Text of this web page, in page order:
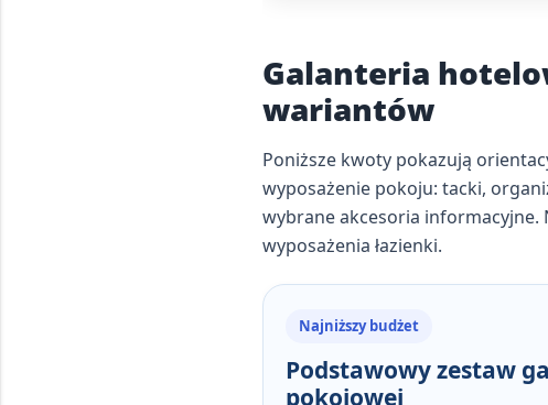
Galanteria
wariantów
Poniższe kwoty pokazują
wyposażenie pokoju: tacki,
wybrane akcesoria informacyjne.
wyposażenia łazienki.
Najniższy budżet
Podstawowy zestaw
pokojowej